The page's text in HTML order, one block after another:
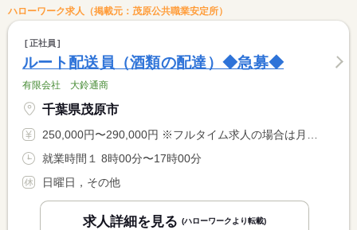
ハローワーク求人（掲載元：茂原公共職業安定所）
正社員
ルート配送員（酒類の配達）◆急募◆
有限会社 大鈴通商
千葉県茂原市
250,000円〜290,000円 ※フルタイム求人の場合は月額（換算額）、パート求人の場合は時間額を表示しています。
就業時間１ 8時00分〜17時00分
日曜日，その他
求人詳細を見る (ハローワークより転載)